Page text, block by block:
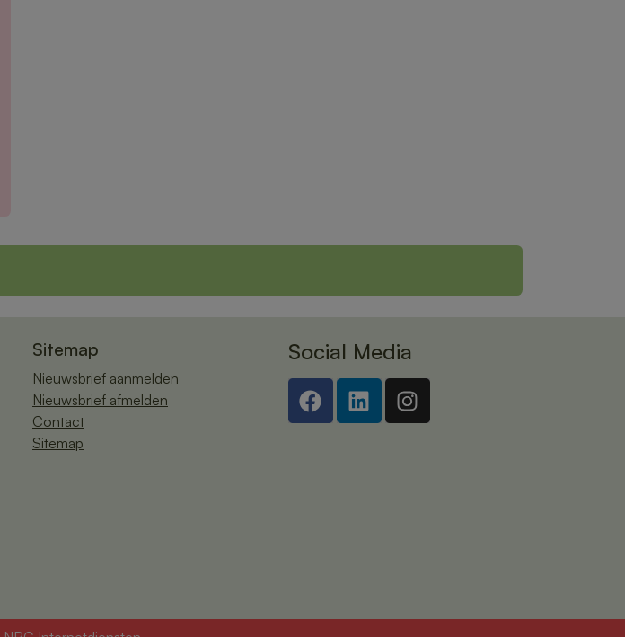
Sitemap
Nieuwsbrief aanmelden
Nieuwsbrief afmelden
Contact
Sitemap
Social Media